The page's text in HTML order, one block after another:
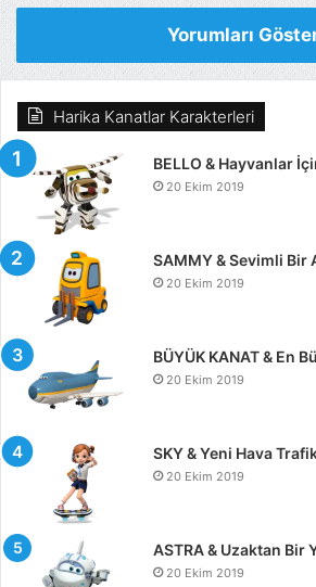
Yorumları
Harika Kanatlar Karakterleri
BELLO & Hayvanlar
20 Ekim 2019
SAMMY & Sevimli Bir
20 Ekim 2019
BÜYÜK KANAT & En
20 Ekim 2019
SKY & Yeni Hava
20 Ekim 2019
ASTRA & Uzaktan Bir
20 Ekim 2019